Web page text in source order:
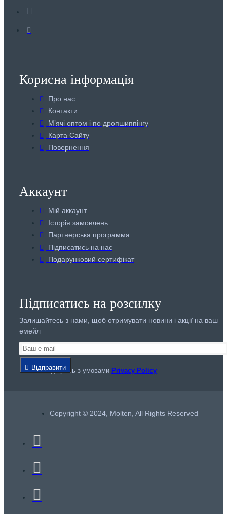
Корисна інформація
Про нас
Контакти
Мʼячі оптом і по дропшиппінгу
Карта Сайту
Повернення
Аккаунт
Мій аккаунт
Історія замовлень
Партнерська программа
Підписатись на нас
Подарунковий сертифікат
Підписатись на розсилку
Залишайтесь з нами, щоб отримувати новини і акції на ваш
емейл
Відправити
Я погоджуюсь з умовами Privacy Policy
Copyright © 2024, Molten, All Rights Reserved